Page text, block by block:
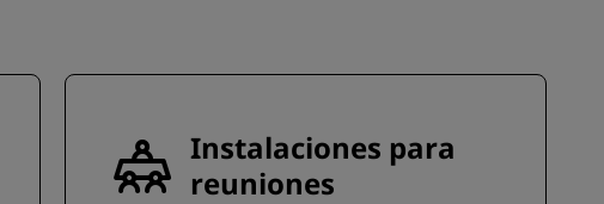
Instalaciones para
reuniones